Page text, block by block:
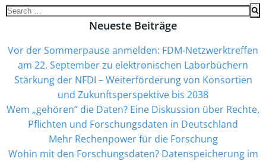
Search
Neueste Beiträge
Vor der Sommerpause anmelden: FDM-Netzwerktreffen
am 22. September zu elektronischen Laborbüchern
Stärkung der NFDI – Weiterförderung von Konsortien
und Zukunftsperspektive bis 2038
Wem „gehören“ die Daten? Eine Diskussion über Rechte,
Pflichten und Forschungsdaten in Deutschland
Mehr Rechenpower für die Forschung
­Wohin mit den Forschungsdaten? Datenspeicherung im